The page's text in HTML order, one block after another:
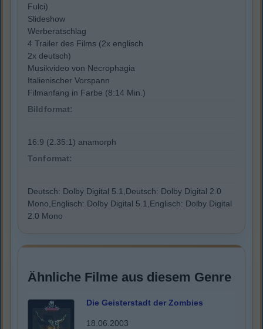
Fulci)
Slideshow
Werberatschlag
4 Trailer des Films (2x englisch
2x deutsch)
Musikvideo von Necrophagia
Italienischer Vorspann
Filmanfang in Farbe (8:14 Min.)
Bildformat:
16:9 (2.35:1) anamorph
Tonformat:
Deutsch: Dolby Digital 5.1,Deutsch: Dolby Digital 2.0
Mono,Englisch: Dolby Digital 5.1,Englisch: Dolby Digital
2.0 Mono
Ähnliche Filme aus diesem Genre
Die Geisterstadt der Zombies
18.06.2003